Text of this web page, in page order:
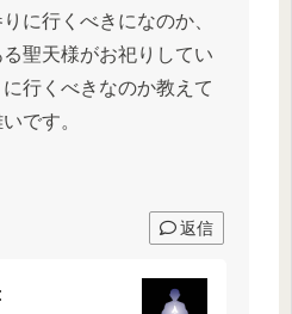
に行くべきになのか、
聖天様がお祀りしてい
行くべきなのか教えて
です。
返信